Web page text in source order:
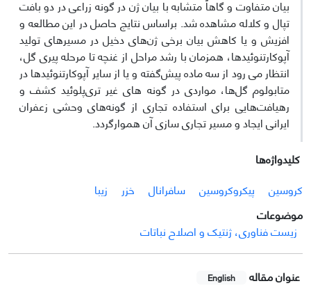
بیان متفاوت و گاهاً متشابه با بیان ژن در گونه زراعی در دو بافت
تپال و کلاله مشاهده شد. براساس نتایج حاصل در این مطالعه و
افزیش و یا کاهش بیان برخی ژن‌های دخیل در مسیرهای تولید
آپوکارتنوئیدها، همزمان با رشد مراحل از غنچه تا مرحله پیری گل،
انتظار می رود از سه ماده پیش‌گفته و یا از سایر آپوکارتنوئیدها در
متابولوم گل‌ها، مواردی در گونه های غیر تری‌پلوئید کشف و
رهیافت‌هایی برای استفاده تجاری از گونه‌های وحشی زعفران
ایرانی ایجاد و مسیر تجاری سازی آن هموارگردد.
کلیدواژه‌ها
کروسین
پیکروکروسین سافرانال خزر
زیبا
موضوعات
زیست فناوری، ژنتیک و اصلاح نباتات
عنوان مقاله English